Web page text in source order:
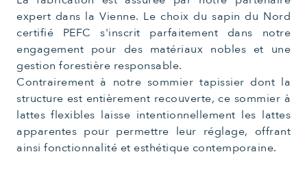
expert dans la Vienne. Le choix du sapin du Nord
certifié PEFC s'inscrit parfaitement dans notre
engagement pour des matériaux nobles et une
gestion forestière responsable.
Contrairement à notre sommier tapissier dont la
structure est entièrement recouverte, ce sommier à
lattes flexibles laisse intentionnellement les lattes
apparentes pour permettre leur réglage, offrant
ainsi fonctionnalité et esthétique contemporaine.